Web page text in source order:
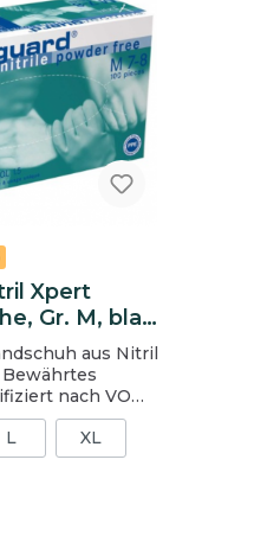
Xpert
Gr. M, blau,
aus Nitril
geeignet
L XL